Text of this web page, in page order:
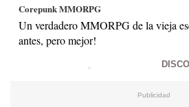
Corepunk MMORPG
Un verdadero MMORPG de la vieja
antes, pero mejor!